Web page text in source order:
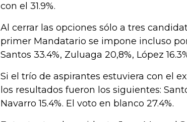
con el 31.9%.
Al cerrar las opciones sólo a tres
primer Mandatario se impone incluso
Santos 33.4%, Zuluaga 20,8%, López
Si el trío de aspirantes estuviera con el
los resultados fueron los siguientes:
Navarro 15.4%. El voto en blanco 27.4%.